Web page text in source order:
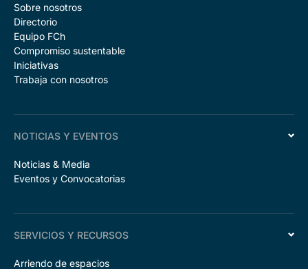
Sobre nosotros
Directorio
Equipo FCh
Compromiso sustentable
Iniciativas
Trabaja con nosotros
NOTICIAS Y EVENTOS
Noticias & Media
Eventos y Convocatorias
SERVICIOS Y RECURSOS
Arriendo de espacios